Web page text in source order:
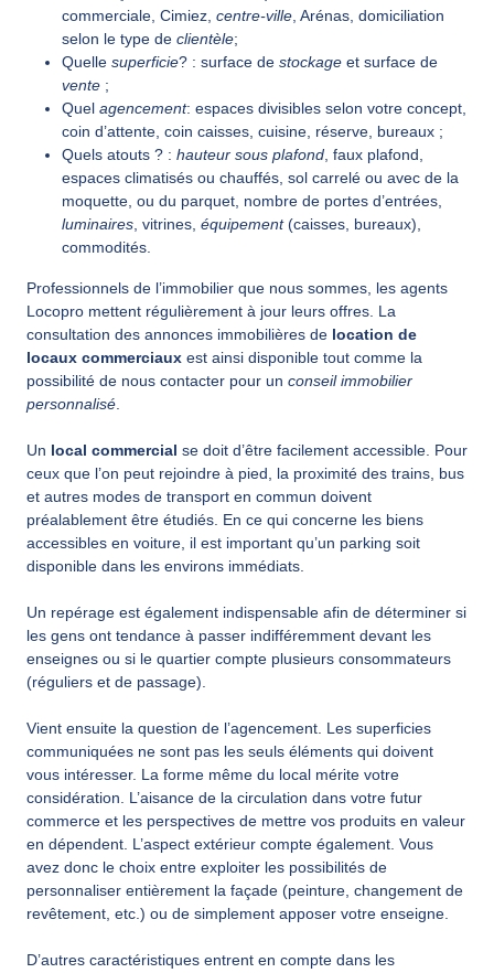
commerciale, Cimiez, centre-ville , Arénas, domiciliation
selon le type de clientèle;
Quelle superficie? : surface de stockage et surface de
vente ;
Quel agencement: espaces divisibles selon votre concept,
coin d’attente, coin caisses, cuisine, réserve, bureaux ;
Quels atouts ? : hauteur sous plafond , faux plafond,
espaces climatisés ou chauffés, sol carrelé ou avec de la
moquette, ou du parquet, nombre de portes d’entrées,
luminaires , vitrines, équipement(caisses, bureaux),
commodités.
Professionnels de l’immobilier que nous sommes, les agents
Locopro mettent régulièrement à jour leurs offres. La
consultation des annonces immobilières de location de
locaux commerciaux est ainsi disponible tout comme la
possibilité de nous contacter pour un conseil immobilier
personnalisé
Un local commercial se doit d’être facilement accessible. Pour
ceux que l’on peut rejoindre à pied, la proximité des trains, bus
et autres modes de transport en commun doivent
préalablement être étudiés. En ce qui concerne les biens
accessibles en voiture, il est important qu’un parking soit
disponible dans les environs immédiats.
Un repérage est également indispensable afin de déterminer si
les gens ont tendance à passer indifféremment devant les
enseignes ou si le quartier compte plusieurs consommateurs
(réguliers et de passage).
Vient ensuite la question de l’agencement. Les superficies
communiquées ne sont pas les seuls éléments qui doivent
vous intéresser. La forme même du local mérite votre
considération. L’aisance de la circulation dans votre futur
commerce et les perspectives de mettre vos produits en valeur
en dépendent. L’aspect extérieur compte également. Vous
avez donc le choix entre exploiter les possibilités de
personnaliser entièrement la façade (peinture, changement de
revêtement, etc.) ou de simplement apposer votre enseigne.
D’autres caractéristiques entrent en compte dans les